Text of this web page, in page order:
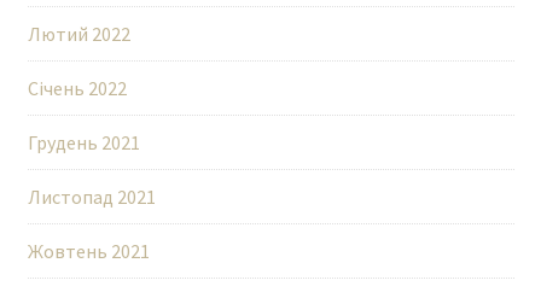
Лютий 2022
Січень 2022
Грудень 2021
Листопад 2021
Жовтень 2021